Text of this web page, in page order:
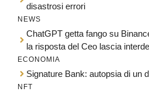
disastrosi errori
NEWS
ChatGPT getta fango su
la risposta del Ceo lascia
ECONOMIA
Signature Bank: autopsia di un
NFT